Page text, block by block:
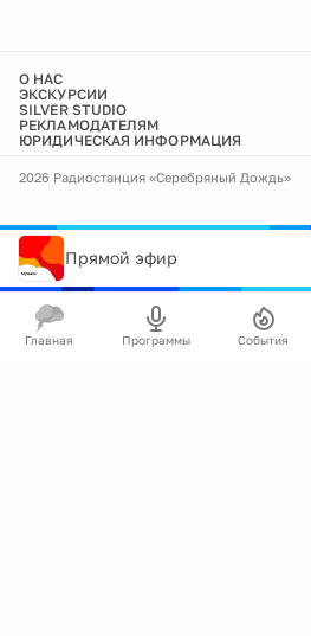
О НАС
ЭКСКУРСИИ
SILVER STUDIO
РЕКЛАМОДАТЕЛЯМ
ЮРИДИЧЕСКАЯ ИНФОРМАЦИЯ
2026 Радиостанция «Серебряный Дождь»
Прямой эфир
Главная Программы События